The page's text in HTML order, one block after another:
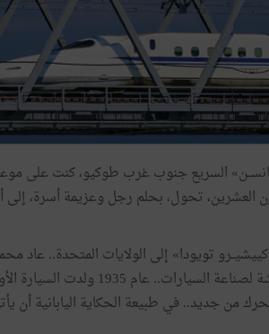
» السريع جنوب غرب طوكيو،كنت على
العشرين، تحول، بحلم رجل وعزيمة أسرة، إلى
كييشيــرو تويودا» إلى الولايات المتحدة.. عاد
لصناعة السيارات.. عام 1935 ولدت السيارة
من جديد.. في طبيعة الحكاية اليابانية أن